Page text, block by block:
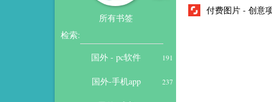
所有书签
检索:
国外 - pc软件
191
国外-手机app 237
付费图片 - 创意